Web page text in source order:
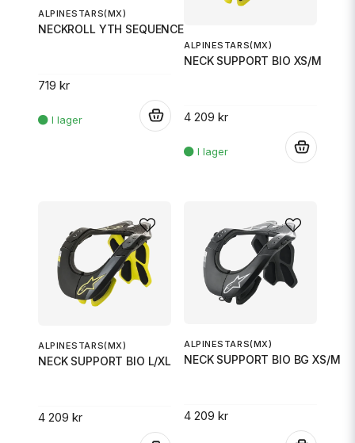
ALPINESTARS(MX)
NECKROLL YTH SEQUENCE B/R SM
719 kr
ALPINESTARS(MX)
NECK SUPPORT BIO XS/M
4 209 kr
ALPINESTARS(MX)
NECK SUPPORT BIO L/XL
4 209 kr
ALPINESTARS(MX)
NECK SUPPORT BIO BG XS/M
4 209 kr